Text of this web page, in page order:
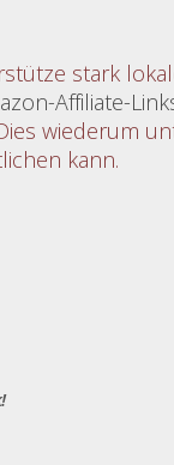
stark
Affiliate-
wiederum
kann.